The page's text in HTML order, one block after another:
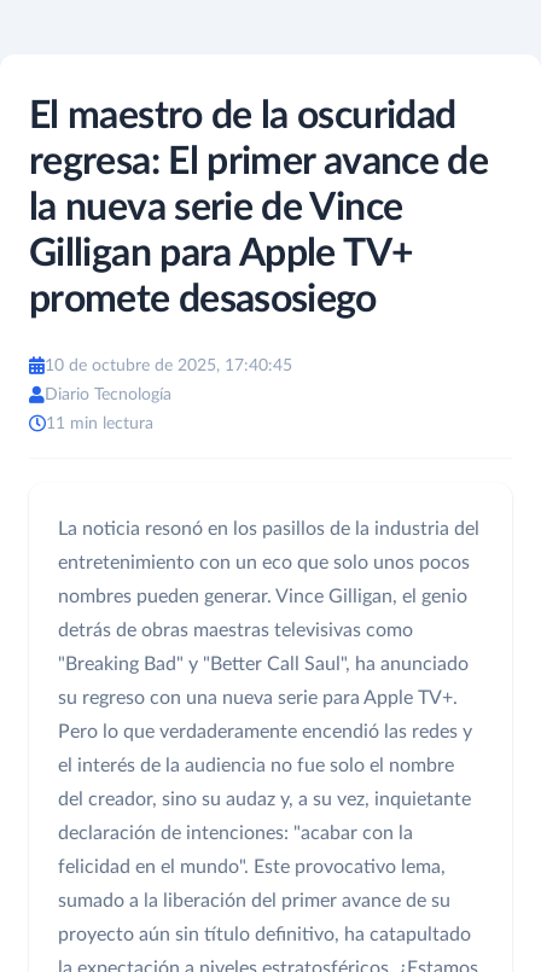
El maestro de la oscuridad
regresa: El primer avance de
la nueva serie de Vince
Gilligan para Apple TV+
promete desasosiego
10 de octubre de 2025, 17:40:45
Diario Tecnología
11 min lectura
La noticia resonó en los pasillos de la industria del
entretenimiento con un eco que solo unos pocos
nombres pueden generar. Vince Gilligan, el genio
detrás de obras maestras televisivas como
"Breaking Bad" y "Better Call Saul", ha anunciado
su regreso con una nueva serie para Apple TV+.
Pero lo que verdaderamente encendió las redes y
el interés de la audiencia no fue solo el nombre
del creador, sino su audaz y, a su vez, inquietante
declaración de intenciones: "acabar con la
felicidad en el mundo". Este provocativo lema,
sumado a la liberación del primer avance de su
proyecto aún sin título definitivo, ha catapultado